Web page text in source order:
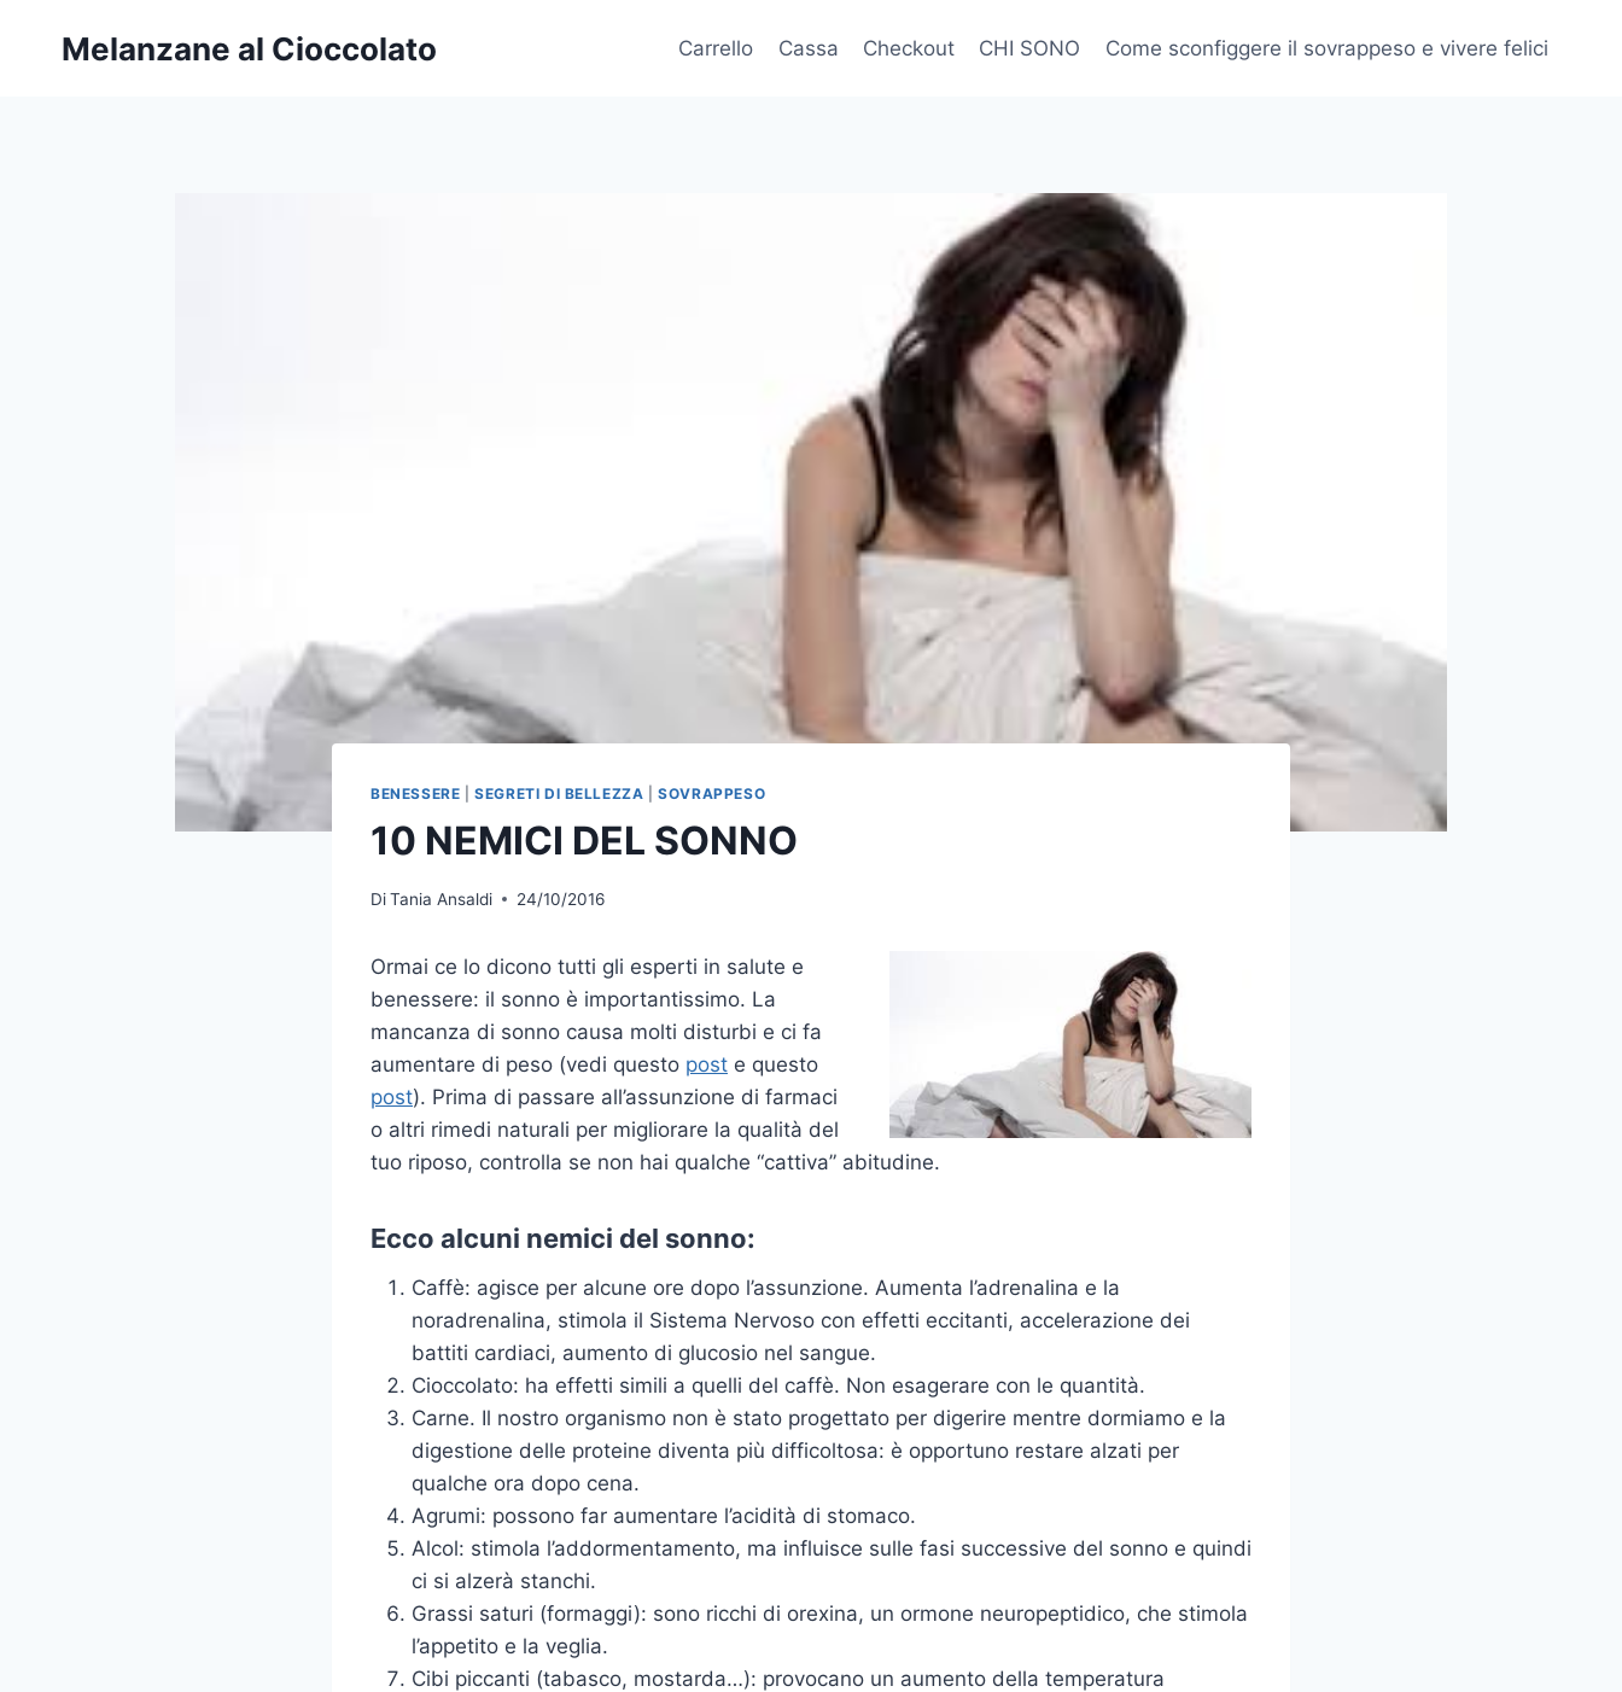
Melanzane al Cioccolato Carrello Cassa Checkout CHI SONO Come sconfiggere il sovrappeso e vivere felici
BENESSERE |SEGRETI DI BELLEZZA |SOVRAPPESO
10 NEMICI DEL SONNO
DiTania Ansaldi 24/10/2016
Ormai ce lo dicono tutti gli esperti in salute e
benessere: il sonno è importantissimo. La
mancanza di sonno causa molti disturbi e ci fa
aumentare di peso (vedi questo post e questo
post). Prima di passare all’assunzione di farmaci
o altri rimedi naturali per migliorare la qualità del
tuo riposo, controlla se non hai qualche “cattiva” abitudine.
Ecco alcuni nemici del sonno:
Caffè: agisce per alcune ore dopo l’assunzione. Aumenta l’adrenalina e la
noradrenalina, stimola il Sistema Nervoso con effetti eccitanti, accelerazione dei
battiti cardiaci, aumento di glucosio nel sangue.
Cioccolato: ha effetti simili a quelli del caffè. Non esagerare con le quantità.
Carne. Il nostro organismo non è stato progettato per digerire mentre dormiamo e la
digestione delle proteine diventa più difficoltosa: è opportuno restare alzati per
qualche ora dopo cena.
Agrumi: possono far aumentare l’acidità di stomaco.
Alcol: stimola l’addormentamento, ma influisce sulle fasi successive del sonno e quindi
ci si alzerà stanchi.
Grassi saturi (formaggi): sono ricchi di orexina, un ormone neuropeptidico, che stimola
l’appetito e la veglia.
Cibi piccanti (tabasco, mostarda…): provocano un aumento della temperatura